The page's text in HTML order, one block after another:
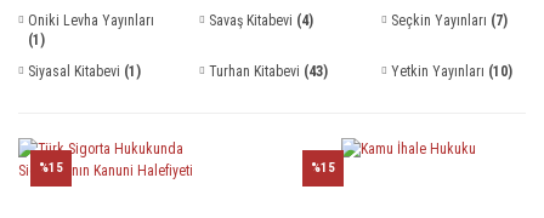
Oniki Levha Yayınları
(1)
Savaş Kitabevi (4) Seçkin Yayınları (7)
Siyasal Kitabevi (1) Turhan Kitabevi (43) Yetkin Yayınları (10)
%15 %15